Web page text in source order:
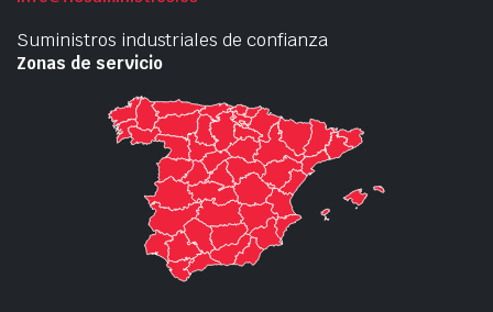
Suministros industriales de confianza
Zonas de servicio